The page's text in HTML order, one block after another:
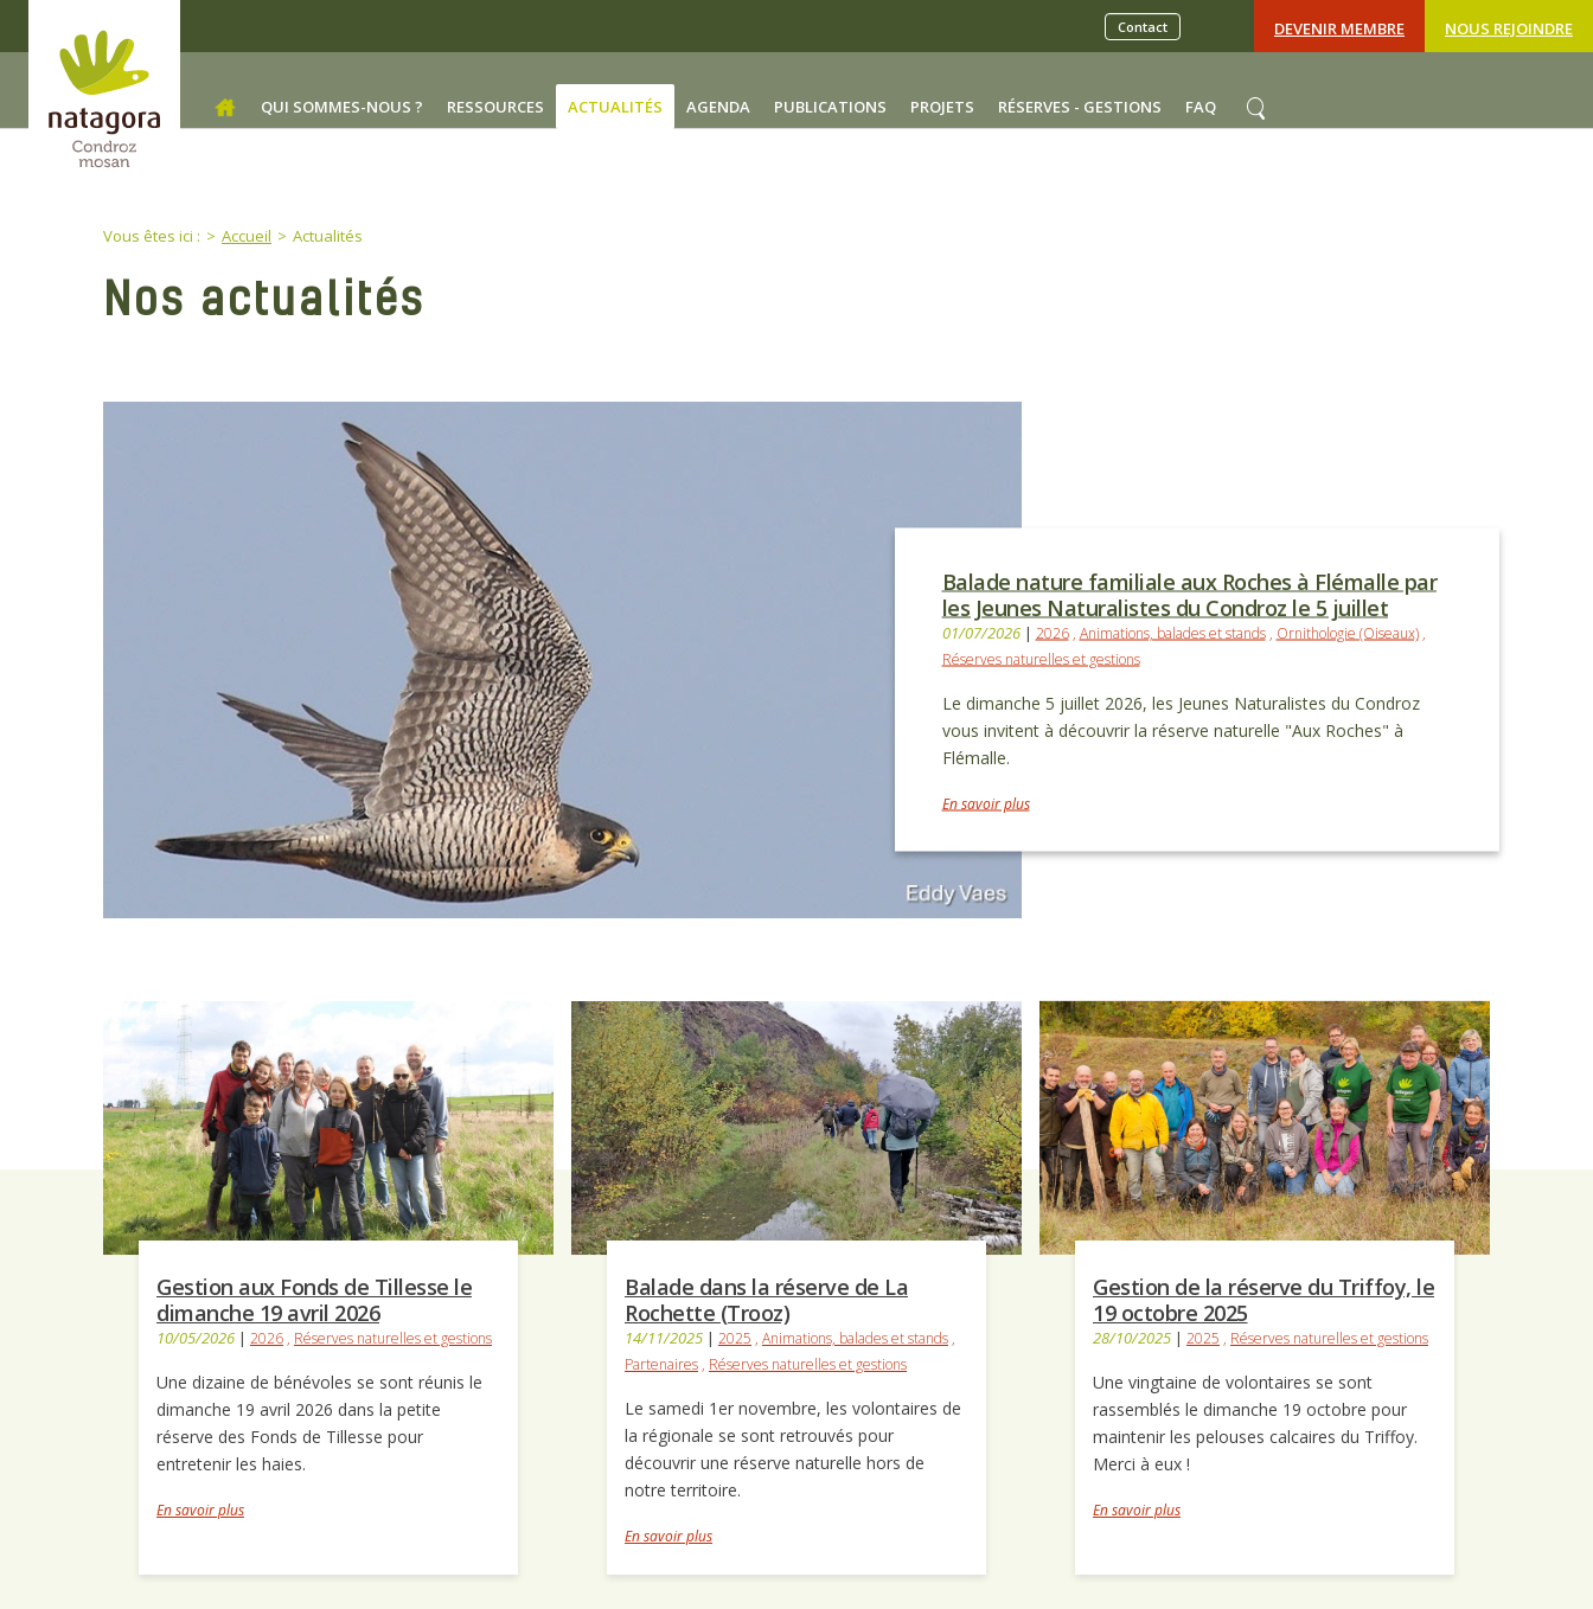
DEVENIR MEMBRE NOUS REJOINDRE
Contact
QUI SOMMES-NOUS ? RESSOURCES ACTUALITÉS (CURRENT)
AGENDA PUBLICATIONS PROJETS RÉSERVES - GESTIONS FAQ
Vous êtes ici : Accueil Actualités
Nos actualités
Balade nature familiale aux Roches à Flémalle par
les Jeunes Naturalistes du Condroz le 5 juillet
01/07/2026 | 2026, Animations, balades et stands, Ornithologie (Oiseaux),
Réserves naturelles et gestions
Le dimanche 5 juillet 2026, les Jeunes Naturalistes du Condroz
vous invitent à découvrir la réserve naturelle "Aux Roches" à
Flémalle.
En savoir plus
Gestion aux Fonds de Tillesse le
dimanche 19 avril 2026
10/05/2026 | 2026 , Réserves naturelles et gestions
Une dizaine de bénévoles se sont réunis le
dimanche 19 avril 2026 dans la petite
réserve des Fonds de Tillesse pour
entretenir les haies.
En savoir plus
Balade dans la réserve de La
Rochette (Trooz)
14/11/2025 | 2025 , Animations, balades et stands ,
Partenaires , Réserves naturelles et gestions
Le samedi 1er novembre, les volontaires de
la régionale se sont retrouvés pour
découvrir une réserve naturelle hors de
notre territoire.
En savoir plus
Gestion de la réserve du Triffoy, le
19 octobre 2025
28/10/2025 | 2025 , Réserves naturelles et gestions
Une vingtaine de volontaires se sont
rassemblés le dimanche 19 octobre pour
maintenir les pelouses calcaires du Triffoy.
Merci à eux !
En savoir plus